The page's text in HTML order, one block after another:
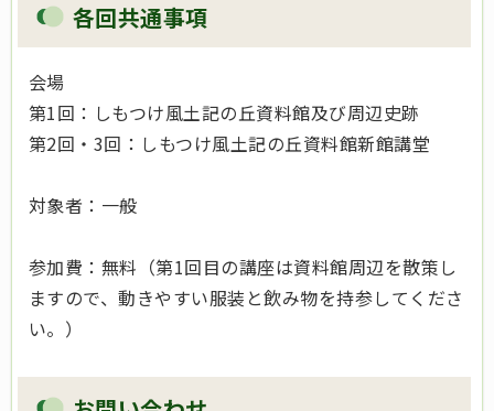
各回共通事項
会場
第1回：しもつけ風土記の丘資料館及び周辺史跡
第2回・3回：しもつけ風土記の丘資料館新館講堂
対象者：一般
参加費：無料（第1回目の講座は資料館周辺を散策し
ますので、動きやすい服装と飲み物を持参してくださ
い。）